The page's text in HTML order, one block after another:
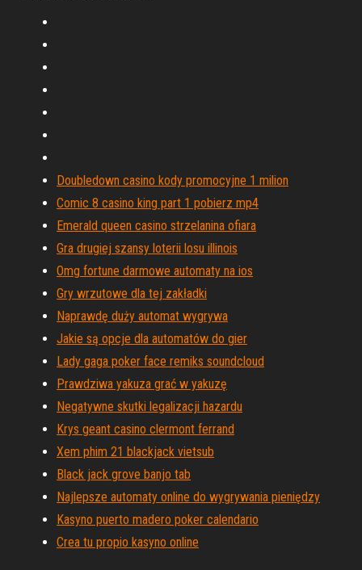
Doubledown casino kody promocyjne 1 milion
Comic 8 casino king part 1 pobierz mp4
Emerald queen casino strzelanina ofiara
Gra drugiej szansy loterii losu illinois
Omg fortune darmowe automaty na ios
Gry wrzutowe dla tej zakładki
Naprawdę duży automat wygrywa
Jakie są opcje dla automatów do gier
Lady gaga poker face remiks soundcloud
Prawdziwa yakuza grać w yakuzę
Negatywne skutki legalizacji hazardu
Krys geant casino clermont ferrand
Xem phim 21 blackjack vietsub
Black jack grove banjo tab
Najlepsze automaty online do wygrywania pieniędzy
Kasyno puerto madero poker calendario
Crea tu propio kasyno online